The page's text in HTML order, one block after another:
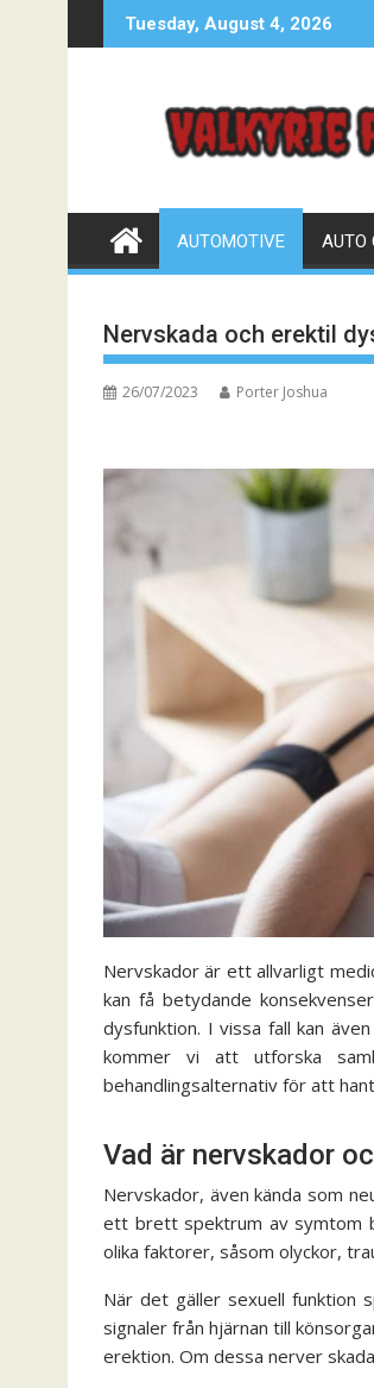
to
Tuesday, August 4, 2026
AUTOMOTIVE AUTO
Nervskada och erektil
26/07/2023 Porter Joshua
Nervskador är ett allvarligt
kan få betydande
dysfunktion. I vissa fall kan
kommer vi att utforska
behandlingsalternativ för att
Vad är nervskador
Nervskador, även kända som
ett brett spektrum av symtom
olika faktorer, såsom olyckor,
När det gäller sexuell funktion
signaler från hjärnan till
erektion. Om dessa nerver